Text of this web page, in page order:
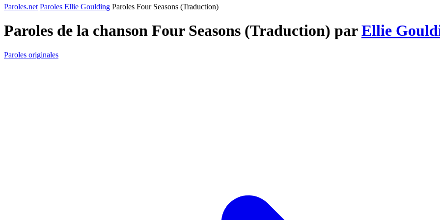
Paroles.net Paroles Ellie Goulding Paroles Four Seasons (Traduction)
Paroles de la chanson Four Seasons (Traduction) parEllie
Paroles originales